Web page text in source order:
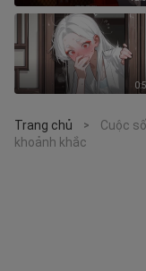
Trang chủ >
Cuộc
khoảnh khắc